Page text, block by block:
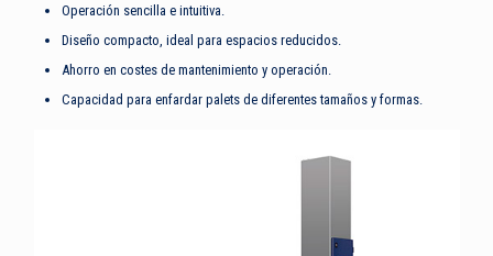
Operación sencilla e intuitiva.
Diseño compacto, ideal para espacios reducidos.
Ahorro en costes de mantenimiento y operación.
Capacidad para enfardar palets de diferentes tamaños y formas.